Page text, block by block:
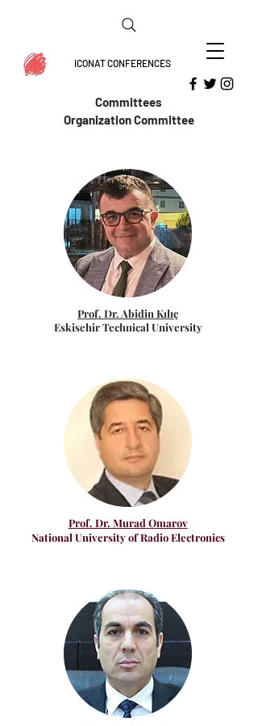
ICONAT CONFERENCES
Committees
Organization Committee
Prof. Dr. Abidin Kılıç
Eskisehir Technical University
Prof. Dr. Murad Omarov
National University of Radio Electronics